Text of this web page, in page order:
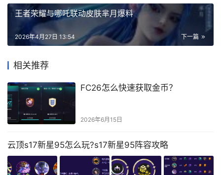
王者荣耀与哪吒联动皮肤芈月爆料
下一篇
2026年4月27日 13:54
相关推荐
FC26怎么快速获取金币？
2026年6月15日
云顶s17新星95怎么玩?s17新星95阵容攻略